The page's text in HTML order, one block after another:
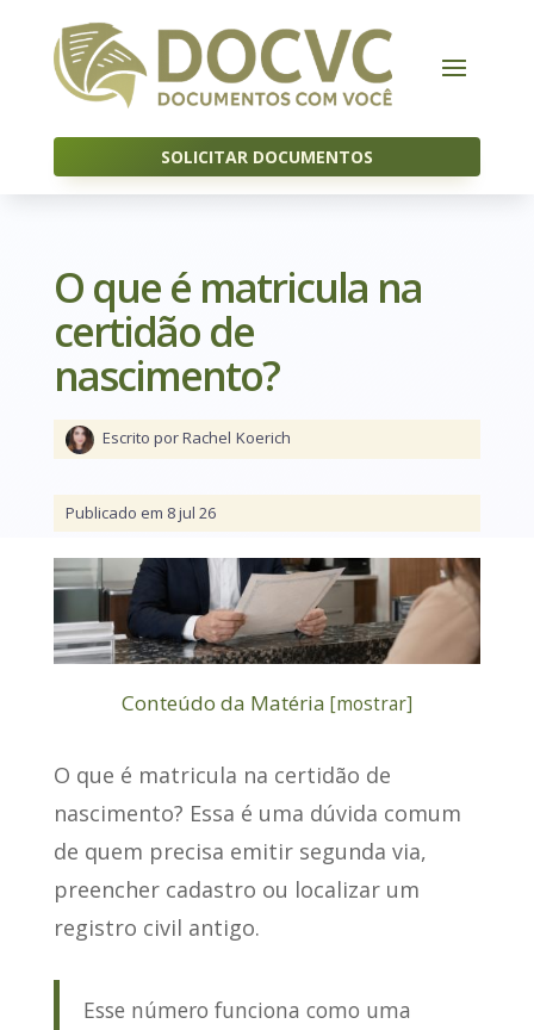
SOLICITAR DOCUMENTOS
O que é matricula na
certidão de
nascimento?
Escrito por Rachel Koerich
Publicado em 8 jul 26
Conteúdo da Matéria [mostrar]
O que é matricula na certidão de
nascimento? Essa é uma dúvida comum
de quem precisa emitir segunda via,
preencher cadastro ou localizar um
registro civil antigo.
Esse número funciona como uma